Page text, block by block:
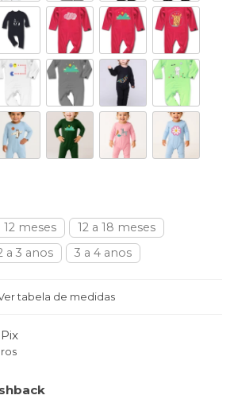
12 meses
12 a 18 meses
a 3 anos 3 a 4 anos
tabela de medidas